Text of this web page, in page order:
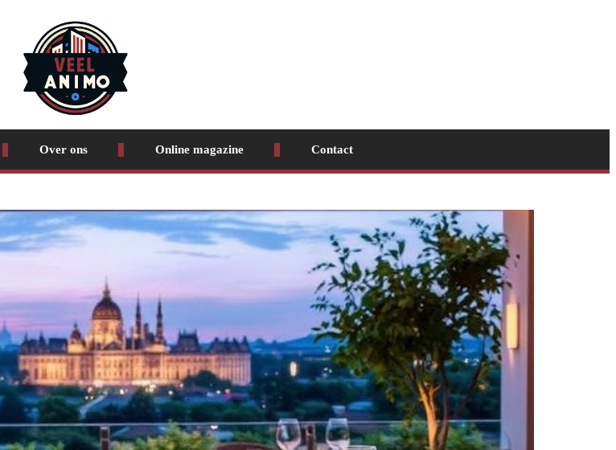
Over ons Online magazine Contact